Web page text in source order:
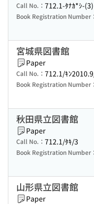
Call No.： 712.1-ﾀﾅｶ*ｼ-(3)
Book Registration Number：
宮城県図書館
Paper
Call No.： 712.1/ｷﾝ
Book Registration Number：
秋田県立図書館
Paper
Call No.： 712.1/ﾀｷ/3
Book Registration Number：
山形県立図書館
Paper